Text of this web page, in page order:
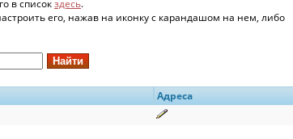
в списокздесь.
его, нажав на иконку с карандашом на нем, либо
Адреса